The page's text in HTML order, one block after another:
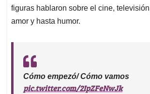
figuras hablaron sobre el cine,
amor y hasta humor.
Cómo empezó/ Cómo vamos
pic.twitter.com/2IpZFeNwJk